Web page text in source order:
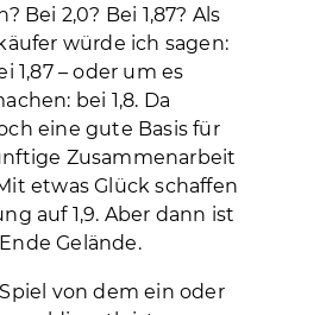
Bei 2,0? Bei 1,87? Als
würde ich sagen:
1,87 – oder um es
bei 1,8. Da
eine gute Basis für
Zusammenarbeit
etwas Glück schaffen
auf 1,9. Aber dann ist
Gelände.
von dem ein oder